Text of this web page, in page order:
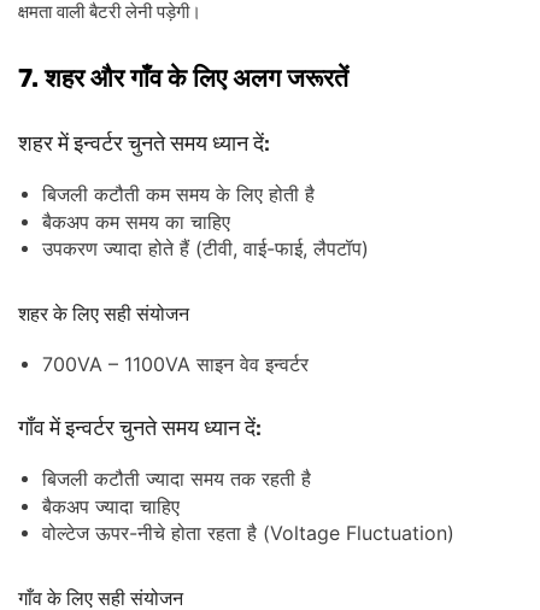
क्षमता वाली बैटरी लेनी पड़ेगी।
7.शहर और गाँव के लिए अलग जरूरतें
शहर में इन्वर्टर चुनते समय ध्यान दें:
बिजली कटौती कम समय के लिए होती है
बैकअप कम समय का चाहिए
उपकरण ज्यादा होते हैं(टीवी,वाई-फाई,लैपटॉप)
शहर के लिए सही संयोजन
700VA – 1100VAसाइन वेव इन्वर्टर
गाँव में इन्वर्टर चुनते समय ध्यान दें:
बिजली कटौती ज्यादा समय तक रहती है
बैकअप ज्यादा चाहिए
वोल्टेज ऊपर-नीचे होता रहता है (Voltage Fluctuation)
गाँव के लिए सही संयोजन